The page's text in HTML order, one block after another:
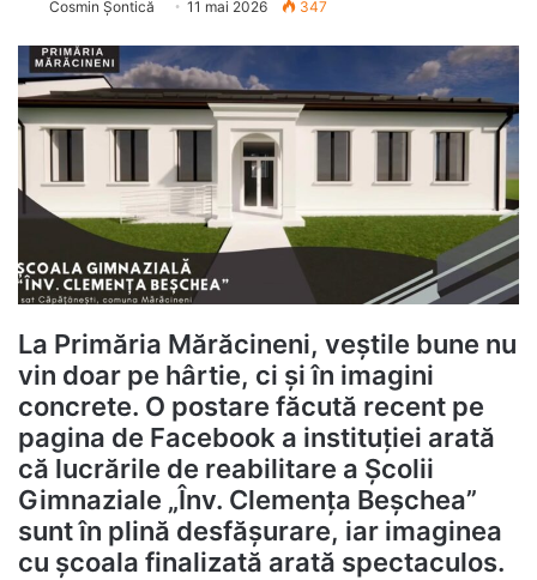
Cosmin Șontică 11 mai 2026 347
La Primăria Mărăcineni, veștile bune nu
vin doar pe hârtie, ci și în imagini
concrete. O postare făcută recent pe
pagina de Facebook a instituției arată
că lucrările de reabilitare a Școlii
Gimnaziale „Înv. Clemența Beșchea”
sunt în plină desfășurare, iar imaginea
cu școala finalizată arată spectaculos.